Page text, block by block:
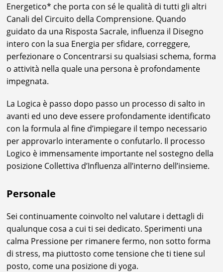
Energetico* che porta con sé le qualità di tutti gli altri
Canali del Circuito della Comprensione. Quando
guidato da una Risposta Sacrale, influenza il Disegno
intero con la sua Energia per sfidare, correggere,
perfezionare o Concentrarsi su qualsiasi schema, forma
o attività nella quale una persona è profondamente
impegnata.
La Logica è passo dopo passo un processo di salto in
avanti ed uno deve essere profondamente identificato
con la formula al fine d’impiegare il tempo necessario
per approvarlo interamente o confutarlo. Il processo
Logico è immensamente importante nel sostegno della
posizione Collettiva d’Influenza all’interno dell’insieme.
Personale
Sei continuamente coinvolto nel valutare i dettagli di
qualunque cosa a cui ti sei dedicato. Sperimenti una
calma Pressione per rimanere fermo, non sotto forma
di stress, ma piuttosto come tensione che ti tiene sul
posto, come una posizione di yoga.